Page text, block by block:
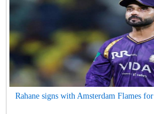
Rahane signs with Amsterdam Flames